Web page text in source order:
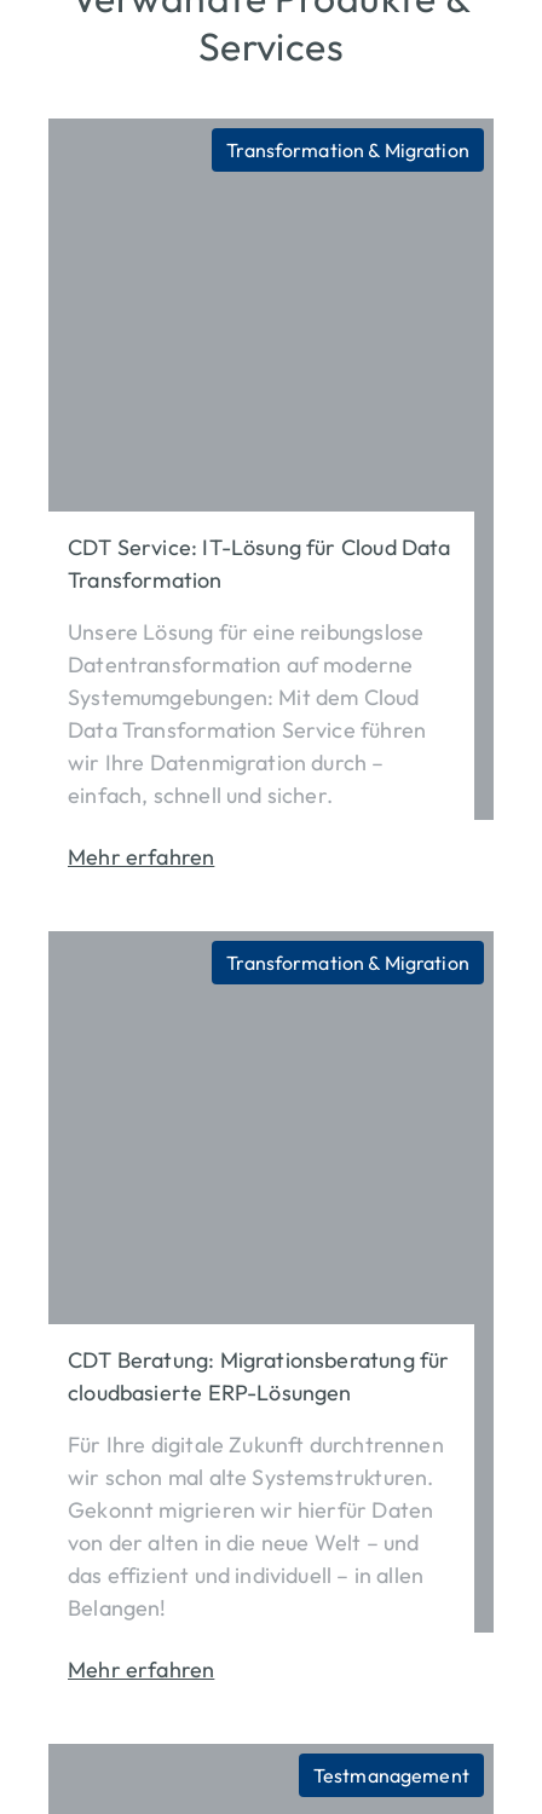
Services
CDT Service: IT-Lösung für Cloud Data
Transformation
Unsere Lösung für eine reibungslose
Datentransformation auf moderne
Systemumgebungen: Mit dem Cloud
Data Transformation Service führen
wir Ihre Datenmigration durch –
einfach, schnell und sicher.
Mehr erfahren
Transformation & Migration
CDT Beratung: Migrationsberatung für
cloudbasierte ERP-Lösungen
Für Ihre digitale Zukunft durchtrennen
wir schon mal alte Systemstrukturen.
Gekonnt migrieren wir hierfür Daten
von der alten in die neue Welt – und
das effizient und individuell – in allen
Belangen!
Mehr erfahren
Transformation & Migration
Testmanagement